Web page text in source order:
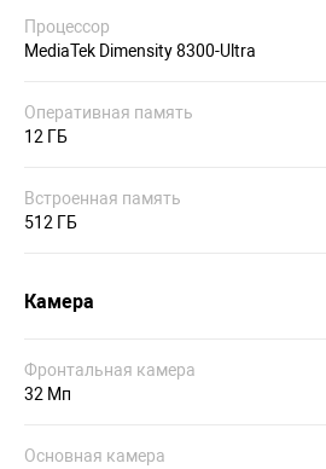
Процессор
MediaTek Dimensity 8300-Ultra
Оперативная память
12 ГБ
Встроенная память
512 ГБ
Камера
Фронтальная камера
32 Мп
Основная камера